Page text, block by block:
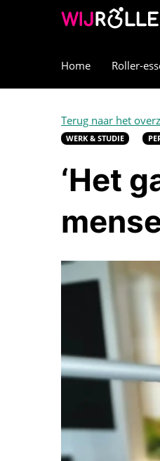
Home Roller-
Terug naar het
WERK & STUDIE
‘Het